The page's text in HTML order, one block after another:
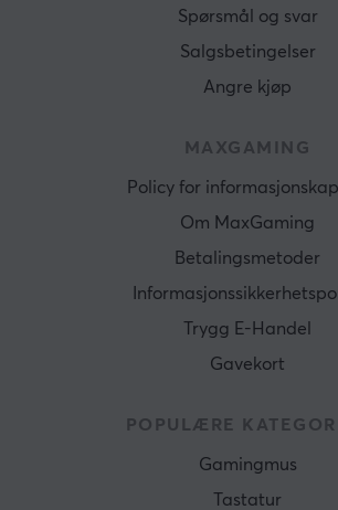
Spørsmål og svar
Salgsbetingelser
Angre kjøp
MAXGAMING
Policy for
Om MaxGaming
Betalingsmetoder
Trygg E-Handel
Gavekort
POPULÆRE
Gamingmus
Tastatur